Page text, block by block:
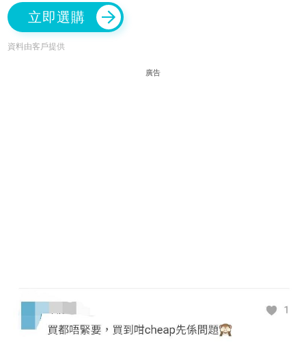
立即選購
資料由客戶提供
廣告